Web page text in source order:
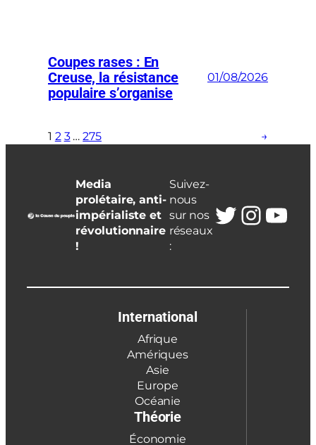
Coupes rases : En
Creuse, la résistance
populaire s’organise
01/08/2026
1 2 3 … 275 →
Media
prolétaire, anti-
impérialiste et
révolutionnaire
!
Suivez-
nous
sur nos
réseaux
:
Twitter
International
Afrique
Amériques
Asie
Europe
Océanie
Théorie
Économie